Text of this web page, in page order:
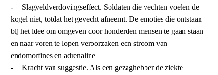
-
Slagveldverdovingseffect. Soldaten die vechten voelen de
kogel niet, totdat het gevecht afneemt. De emoties die ontstaan
bij het idee om omgeven door honderden mensen te gaan staan
en naar voren te lopen veroorzaken een stroom van
endomorfines en adrenaline
-
Kracht van suggestie. Als een gezaghebber de ziekte